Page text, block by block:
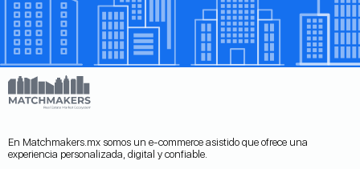
En Matchmakers.mx somos un e-commerce asistido que ofrece una
experiencia personalizada, digital y confiable.